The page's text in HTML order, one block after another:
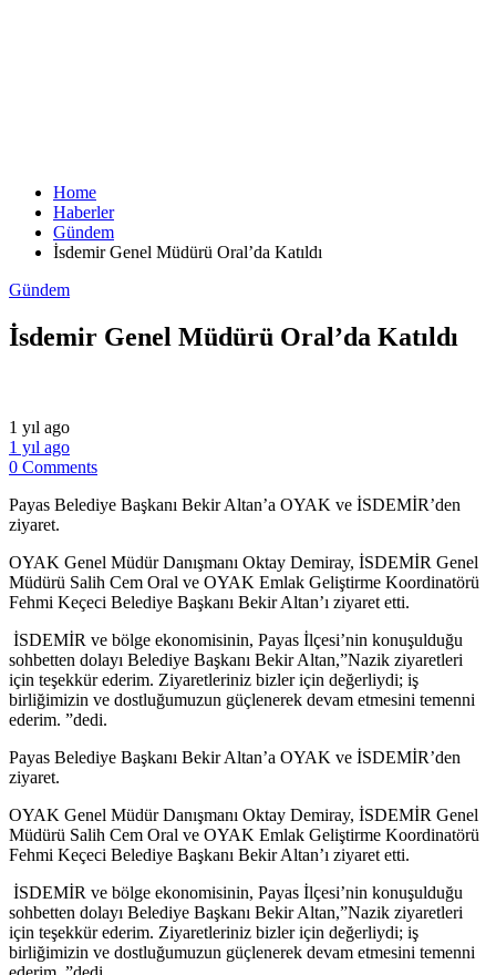
Home
Haberler
Gündem
İsdemir Genel Müdürü Oral’da Katıldı
Gündem
İsdemir Genel Müdürü Oral’da Katıldı
1 yıl ago
1 yıl ago
0 Comments
Payas Belediye Başkanı Bekir Altan’a OYAK ve İSDEMİR’den
ziyaret.
OYAK Genel Müdür Danışmanı Oktay Demiray, İSDEMİR Genel
Müdürü Salih Cem Oral ve OYAK Emlak Geliştirme Koordinatörü
Fehmi Keçeci Belediye Başkanı Bekir Altan’ı ziyaret etti.
İSDEMİR ve bölge ekonomisinin, Payas İlçesi’nin konuşulduğu
sohbetten dolayı Belediye Başkanı Bekir Altan,”Nazik ziyaretleri
için teşekkür ederim. Ziyaretleriniz bizler için değerliydi; iş
birliğimizin ve dostluğumuzun güçlenerek devam etmesini temenni
ederim. ”dedi.
​Payas Belediye Başkanı Bekir Altan’a OYAK ve İSDEMİR’den
ziyaret.
OYAK Genel Müdür Danışmanı Oktay Demiray, İSDEMİR Genel
Müdürü Salih Cem Oral ve OYAK Emlak Geliştirme Koordinatörü
Fehmi Keçeci Belediye Başkanı Bekir Altan’ı ziyaret etti.
İSDEMİR ve bölge ekonomisinin, Payas İlçesi’nin konuşulduğu
sohbetten dolayı Belediye Başkanı Bekir Altan,”Nazik ziyaretleri
için teşekkür ederim. Ziyaretleriniz bizler için değerliydi; iş
birliğimizin ve dostluğumuzun güçlenerek devam etmesini temenni